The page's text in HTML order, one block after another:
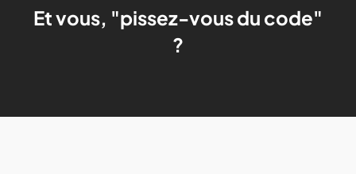
Et vous, "pissez-vous du code"
?